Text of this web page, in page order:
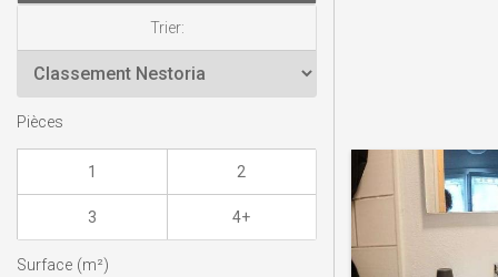
Trier:
Pièces
1 2
3 4+
Surface (m²)